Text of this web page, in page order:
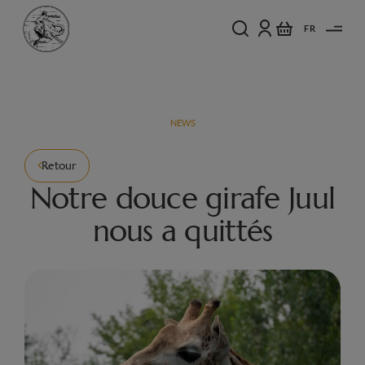
FR
NEWS
Retour
Notre douce girafe Juul
nous a quittés